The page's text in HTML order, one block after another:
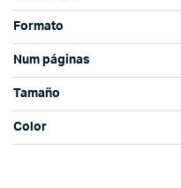
Formato
Num páginas
Tamaño
Color